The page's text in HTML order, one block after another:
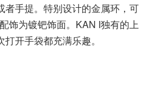
者手提。特别设计的金属环，可
饰为镀钯饰面。KAN I独有的上
开手袋都充满乐趣。